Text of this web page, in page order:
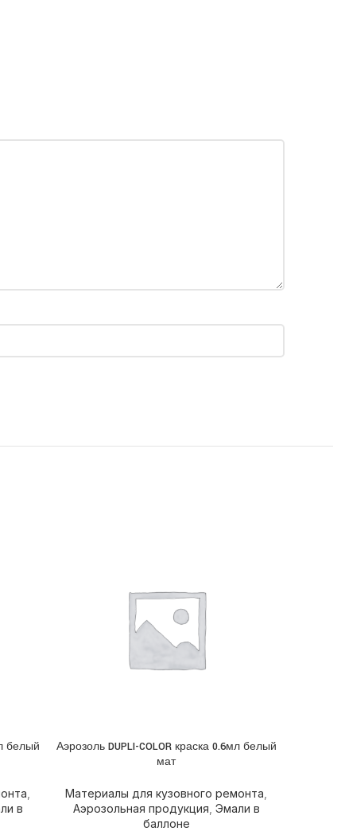
белый
в
ПОДРОБНЕЕ
Аэрозоль DUPLI-COLOR краска 0.6мл белый
мат
Материалы для кузовного ремонта
Аэрозольная продукция Эмали в
баллоне